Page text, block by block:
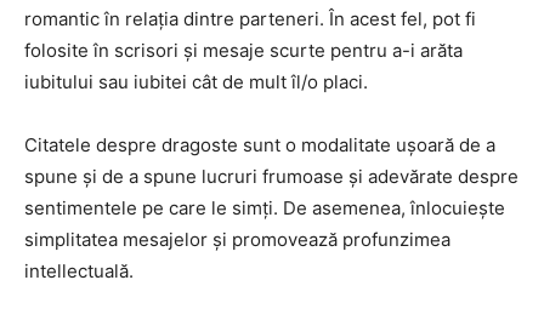
romantic în relația dintre parteneri. În acest fel, pot fi
folosite în scrisori și mesaje scurte pentru a-i arăta
iubitului sau iubitei cât de mult îl/o placi.
Citatele despre dragoste sunt o modalitate ușoară de a
spune și de a spune lucruri frumoase și adevărate despre
sentimentele pe care le simți. De asemenea, înlocuiește
simplitatea mesajelor și promovează profunzimea
intellectuală.